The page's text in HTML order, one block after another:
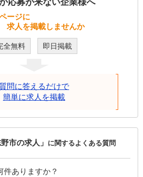
応募が来ない企業様へ
ージに
求人を掲載しませんか
全無料 即日掲載
質問に答えるだけで
簡単に求人を掲載
市の求人」 に関するよくある質問
件ありますか？